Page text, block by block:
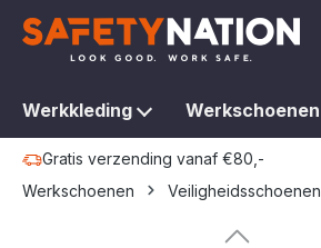
Ga naar de hoofdnavigatie
Werkkleding Werkschoenen
Gratis verzending vanaf €80,-
Werkschoenen
Veiligheidsschoenen